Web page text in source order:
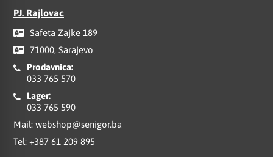
PJ. Rajlovac
Safeta Zajke 189
71000, Sarajevo
Prodavnica:
033 765 570
Lager:
033 765 590
Mail: webshop@senigor.ba
Tel: +387 61 209 895